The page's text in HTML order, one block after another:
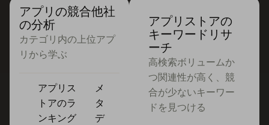
アプリの競合他社
の分析
カテゴリ内の上位アプ
リから学ぶ
アプリス
トアのラ
ンキング
メ
タ
デ
アプリストアの
キーワードリサ
ーチ
高検索ボリュームか
つ関連性が高く、競
合が少ないキーワー
ドを見つける